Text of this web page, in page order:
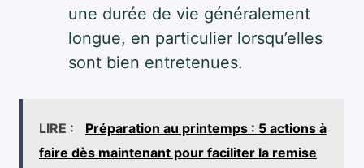
une durée de vie généralement
longue, en particulier lorsqu’elles
sont bien entretenues.
LIRE :
Préparation au printemps : 5 actions à
faire dès maintenant pour faciliter la remise